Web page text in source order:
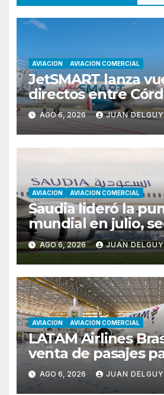
AVIACION AVIACION COMERCIAL
JetSMART lanza
directos entre
Florianópolis
AGO 6, 2026 JUAN DELGUY
AVIACION AVIACION COMERCIAL
Saudia lideró la
mundial en julio,
Cirium
AGO 6, 2026 JUAN DELGUY
AVIACION AVIACION COMERCIAL
LATAM Airlines
venta de pasajes
nuevos Embraer
anuncia la
AGO 6, 2026 JUAN DELGUY